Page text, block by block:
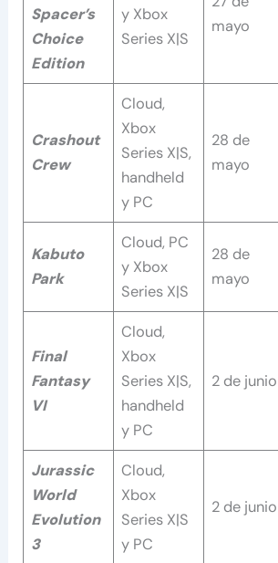
Spacer’s
Choice
Edition
y Xbox
Series X|S
mayo
Crashout
Crew
Cloud,
Xbox
Series X|S,
handheld
y PC
28 de
mayo
Kabuto
Park
Cloud, PC
y Xbox
Series X|S
28 de
mayo
Final
Fantasy
VI
Cloud,
Xbox
Series X|S,
handheld
y PC
2 de junio
Jurassic
World
Evolution
3
Cloud,
Xbox
Series X|S
y PC
2 de junio